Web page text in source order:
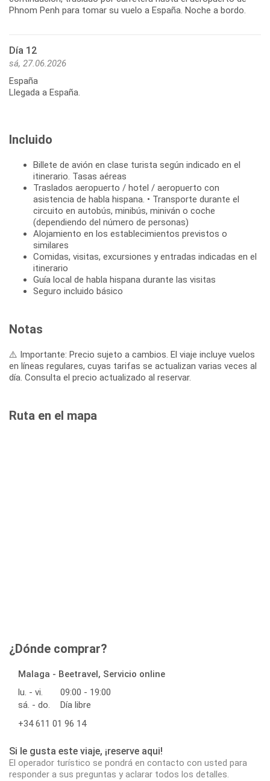
Phnom Penh para tomar su vuelo a España. Noche a bordo.
Día 12
sá, 27.06.2026
España
Llegada a España.
Incluido
Billete de avión en clase turista según indicado en el
itinerario. Tasas aéreas
Traslados aeropuerto / hotel / aeropuerto con
asistencia de habla hispana. • Transporte durante el
circuito en autobús, minibús, miniván o coche
(dependiendo del número de personas)
Alojamiento en los establecimientos previstos o
similares
Comidas, visitas, excursiones y entradas indicadas en el
itinerario
Guía local de habla hispana durante las visitas
Seguro incluido básico
Notas
⚠️ Importante: Precio sujeto a cambios. El viaje incluye vuelos
en líneas regulares, cuyas tarifas se actualizan varias veces al
día. Consulta el precio actualizado al reservar.
Ruta en el mapa
¿Dónde comprar?
Malaga - Beetravel, Servicio online
lu. - vi.
09:00 - 19:00
sá. - do.
Día libre
+34 611 01 96 14
Si le gusta este viaje, ¡reserve aqui!
El operador turístico se pondrá en contacto con usted para
responder a sus preguntas y aclarar todos los detalles.